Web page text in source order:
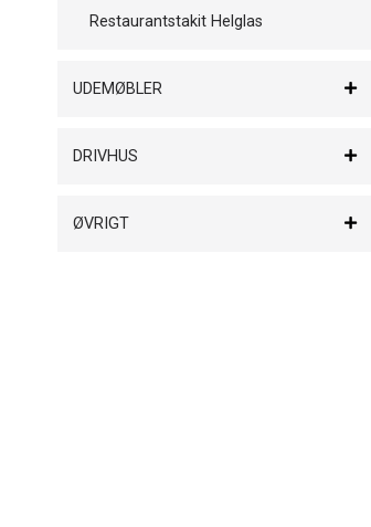
Restaurantstakit Helglas
UDEMØBLER
DRIVHUS
ØVRIGT